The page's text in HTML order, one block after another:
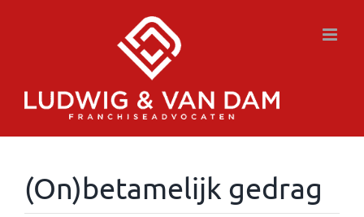
(On)betamelijk gedrag